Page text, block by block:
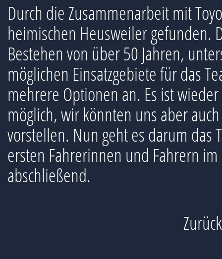
Durch die Zusammenarbeit mit
heimischen Heusweiler gefunden.
Bestehen von über 50 Jahren,
möglichen Einsatzgebiete für das
mehrere Optionen an. Es ist
möglich, wir könnten uns aber
vorstellen. Nun geht es darum das
ersten Fahrerinnen und Fahrern im
abschließend.